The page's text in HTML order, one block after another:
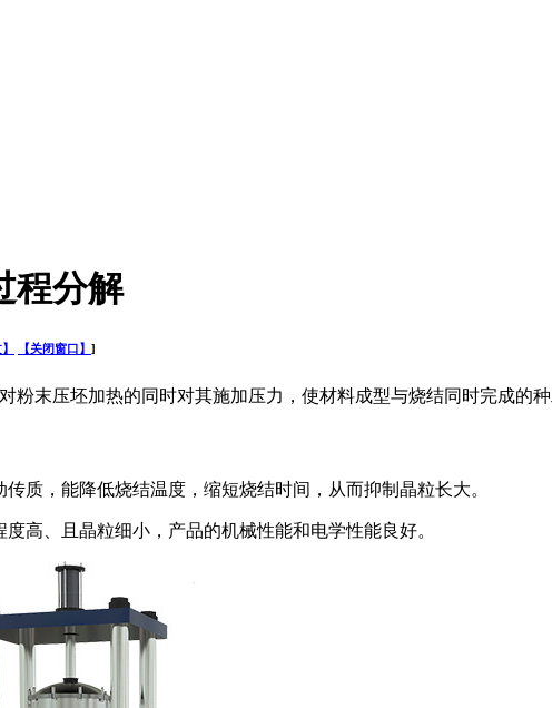
程分解
【关闭窗口】 ]
粉末压坯加热的同时对其施加压力，使材料成型与烧结同时完成的
，能降低烧结温度，缩短烧结时间，从而抑制晶粒长大。
、且晶粒细小，产品的机械性能和电学性能良好。